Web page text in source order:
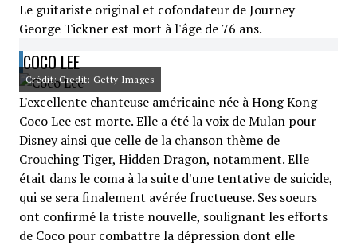
Le guitariste original et cofondateur de Journey
George Tickner est mort à l'âge de 76 ans.
COCO LEE
Crédit: Credit: Getty Images
L'excellente chanteuse américaine née à Hong Kong
Coco Lee est morte. Elle a été la voix de Mulan pour
Disney ainsi que celle de la chanson thème de
Crouching Tiger, Hidden Dragon, notamment. Elle
était dans le coma à la suite d'une tentative de suicide,
qui se sera finalement avérée fructueuse. Ses soeurs
ont confirmé la triste nouvelle, soulignant les efforts
de Coco pour combattre la dépression dont elle